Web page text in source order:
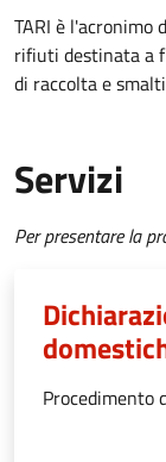
TARI è l'acronimo
rifiuti destinata a
di raccolta e
Servizi
Per presentare la
Procedimento